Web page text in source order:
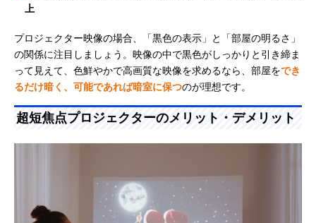
上
プロジェクター映像の場合、「黒色の表示」と「部屋の明るさ」
の関係に注目しましょう。映像の中で黒色がしっかりと引き締ま
って見えて、色鮮やかで高画質な映像を求めるなら、部屋をでき
るだけ暗く、可能であれば暗室に保つのが理想です。
超短焦点プロジェクターのメリット・デメリット